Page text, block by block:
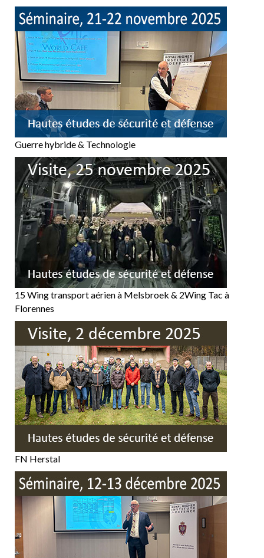
Guerre hybride & Technologie
15 Wing transport aérien à Melsbroek & 2Wing Tac à
Florennes
FN Herstal